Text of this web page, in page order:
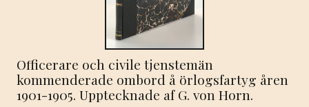
Officerare och civile tjenstemän
kommenderade ombord å örlogsfartyg åren
1901-1905. Upptecknade af G. von Horn.